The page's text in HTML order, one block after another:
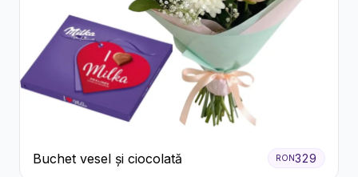
Buchet vesel și ciocolată RON329